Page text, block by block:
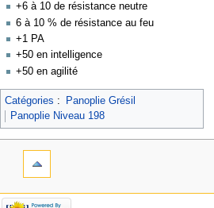
+6 à 10 de résistance neutre
6 à 10 % de résistance au feu
+1 PA
+50 en intelligence
+50 en agilité
Catégories :
Panoplie Grésil
Panoplie Niveau 198